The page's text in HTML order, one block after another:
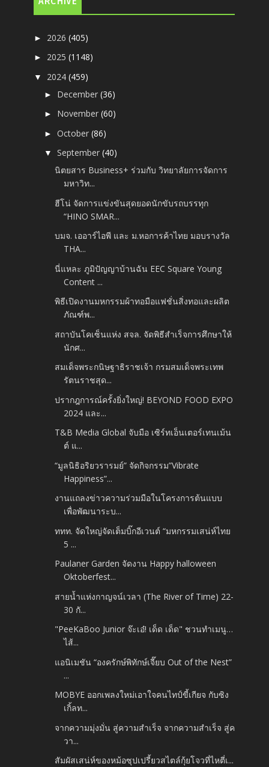
► 2026(405)
► 2025(1148)
▼ 2024(459)
► December(36)
► November(60)
►October(86)
▼September(40)
นิตยสาร Business+ ร่วมกับ วิทยาลัยการจัดการ
มหาวิท...
ฮีโน่ จัดการแข่งขันสุดยอดนักขับรถบรรทุก
“HINO SMAR...
บมจ. เออาร์ไอพี และ ม.หอการค้าไทย มอบรางวัล
THA...
นี่แหละ ภูมิปัญญาบ้านฉัน EEC Square Young
Content ...
พิธีเปิดงานมหกรรมผ้าทอมือแฟชั่นสิ่งทอและผลิต
ภัณฑ์พ...
สถาบันโคเซ็นแห่ง สจล. จัดพิธีสำเร็จการศึกษาให้
นักศ...
สมเด็จพระกนิษฐาธิราชเจ้า กรมสมเด็จพระเทพ
รัตนราชสุด...
ปรากฎการณ์ครั้งยิ่งใหญ่! BEYOND FOOD EXPO
2024 และ...
T&B Media Global จับมือ เซิร์ทเอ็นเตอร์เทนเม้น
ต์ แ...
“มูลนิธิอริยวรารมย์” จัดกิจกรรม”Vibrate
Happiness”...
งานแถลงข่าวความร่วมมือในโครงการต้นแบบ
เพื่อพัฒนาระบ...
ททท. จัดใหญ่จัดเต็มบิ๊กอีเวนต์ “มหกรรมเสน่ห์ไทย
5 ...
Paulaner Garden จัดงาน Happy halloween
Oktoberfest...
สายน้ำแห่งกาญจน์เวลา (The River of Time) 22-
30 กั...
"PeeKaBoo Junior จ๊ะเอ๋! เด็ด เด็ด" ชวนทำเมนู…
ไส้...
แอนิเมชัน “องครักษ์พิทักษ์เจี๊ยบ Out of the Nest”
...
MOBYE ออกเพลงใหม่เอาใจคนไทป์ขี้เกียจ กับซิง
เกิ้ลท...
จากความมุ่งมั่น สู่ความสำเร็จ จากความสำเร็จ สู่ค
วา...
สัมผัสเสน่ห์ของหม้อซุปเปรี้ยวสไตล์กุ้ยโจวที่ไหตี่เ...